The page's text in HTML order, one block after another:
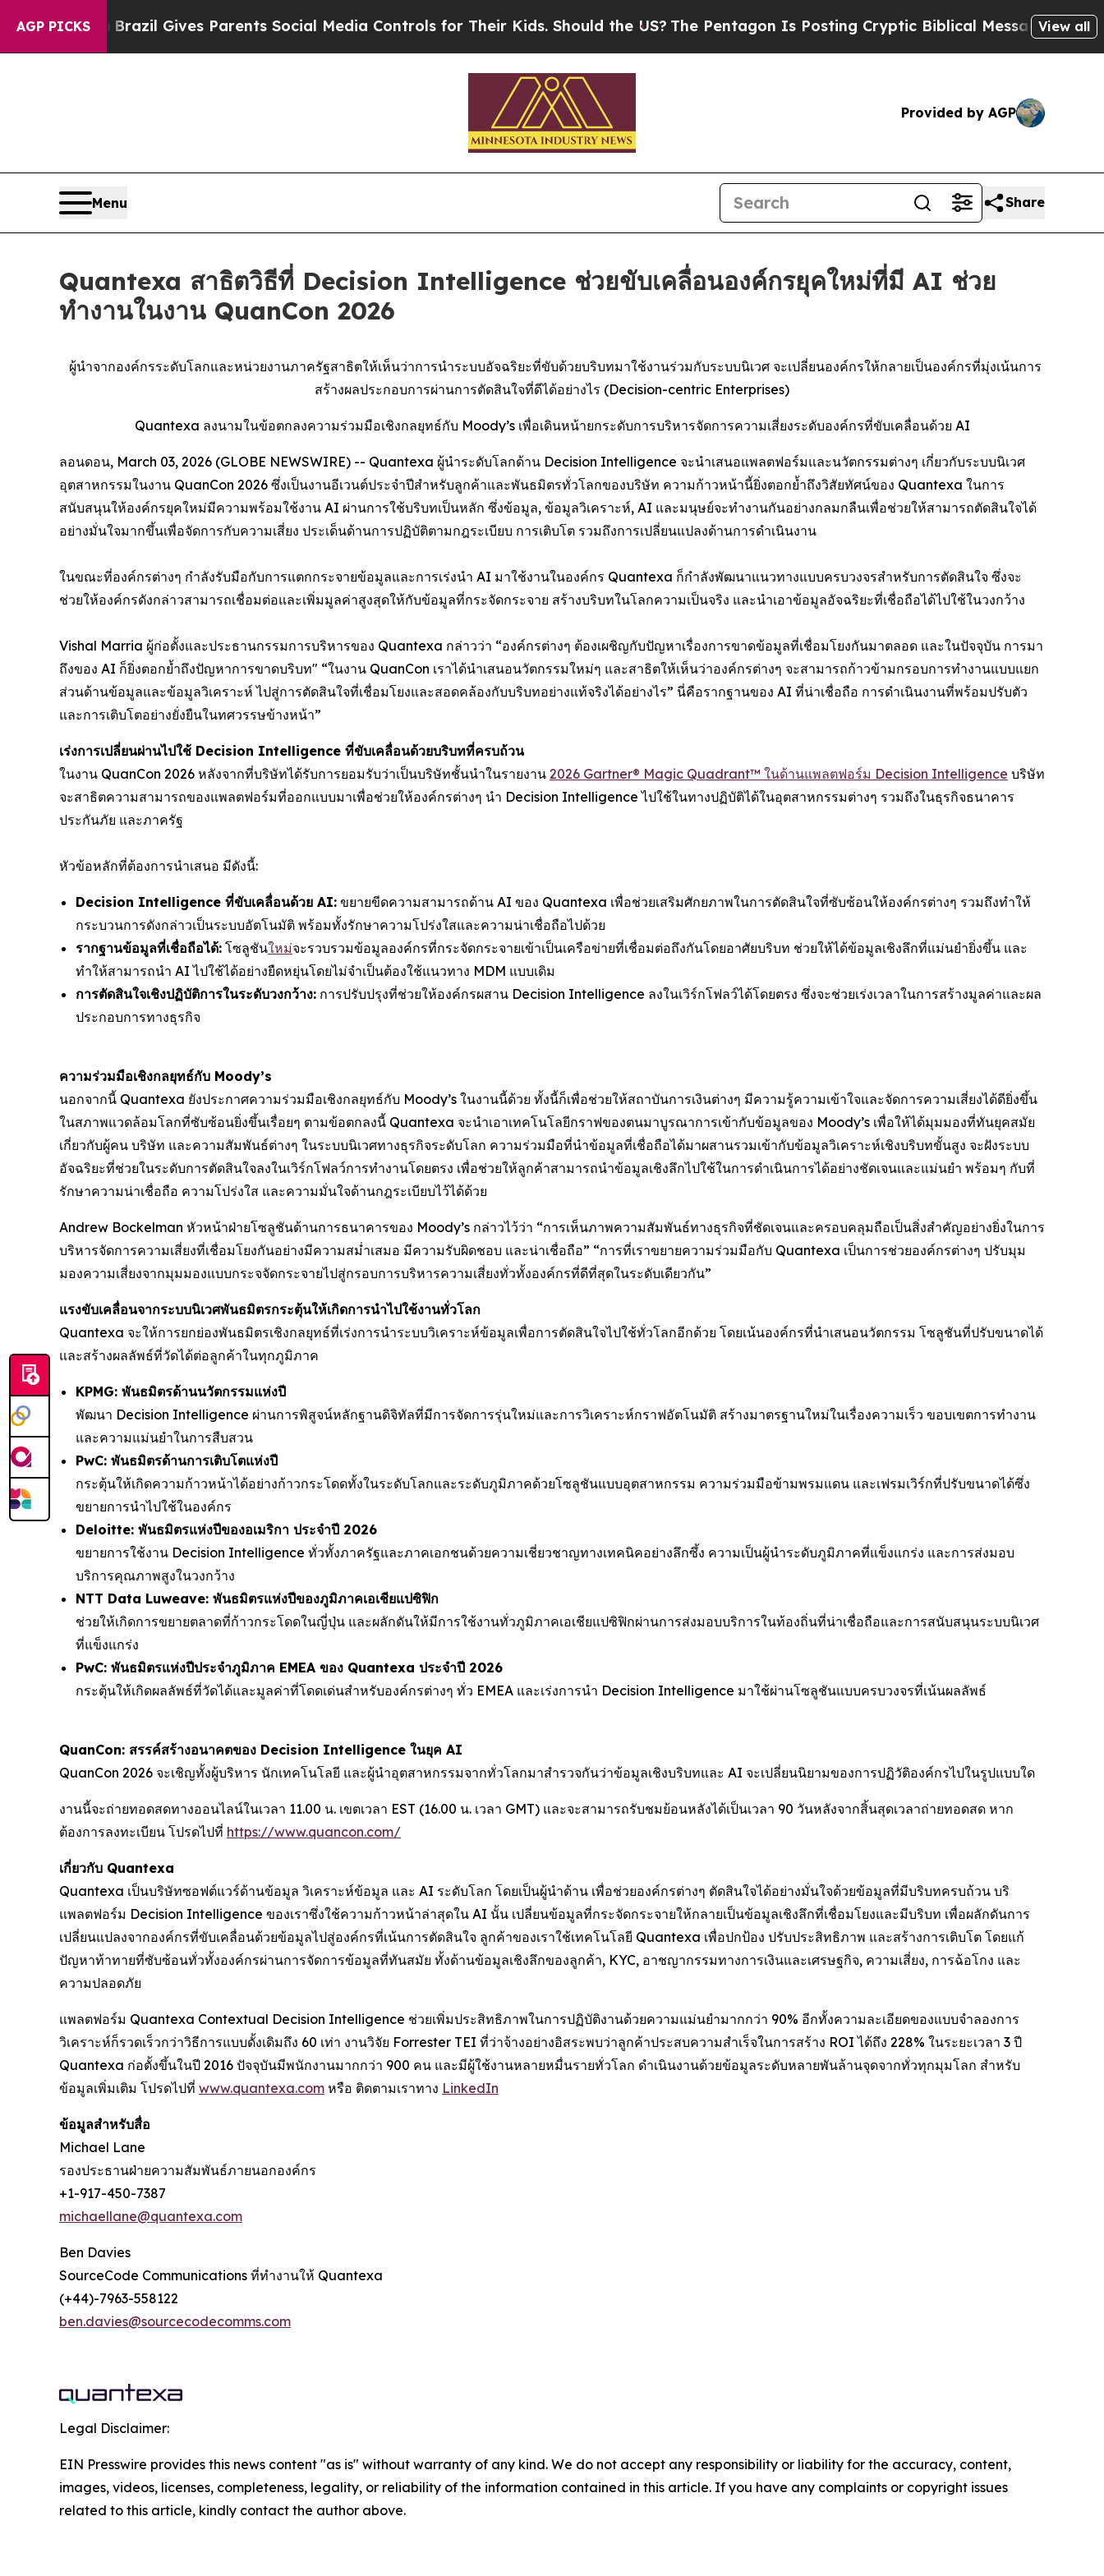
AGP PICKS
Brazil Gives Parents Social Media Controls for Their Kids. Should the US?The Pentagon Is Posting Cryptic Biblical Messages on Social Media
View all
Provided by AGP
Menu Share
Quantexa สาธิตวิธีที่ Decision Intelligence ช่วยขับเคลื่อนองค์กรยุคใหม่ที่มี AI ช่วย
ทำงานในงาน QuanCon 2026
ผู้นำจากองค์กรระดับโลกและหน่วยงานภาครัฐสาธิตให้เห็นว่าการนำระบบอัจฉริยะที่ขับด้วยบริบทมาใช้งานร่วมกับระบบนิเวศ จะเปลี่ยนองค์กรให้กลายเป็นองค์กรที่มุ่งเน้นการ
สร้างผลประกอบการผ่านการตัดสินใจที่ดีได้อย่างไร (Decision-centric Enterprises)
Quantexa ลงนามในข้อตกลงความร่วมมือเชิงกลยุทธ์กับ Moody’s เพื่อเดินหน้ายกระดับการบริหารจัดการความเสี่ยงระดับองค์กรที่ขับเคลื่อนด้วย AI
ลอนดอน, March 03, 2026 (GLOBE NEWSWIRE) -- Quantexa ผู้นำระดับโลกด้าน Decision Intelligence จะนำเสนอแพลตฟอร์มและนวัตกรรมต่างๆ เกี่ยวกับระบบนิเวศ
อุตสาหกรรมในงาน QuanCon 2026 ซึ่งเป็นงานอีเวนต์ประจำปีสำหรับลูกค้าและพันธมิตรทั่วโลกของบริษัท ความก้าวหน้านี้ยิ่งตอกย้ำถึงวิสัยทัศน์ของ Quantexa ในการ
สนับสนุนให้องค์กรยุคใหม่มีความพร้อมใช้งาน AI ผ่านการใช้บริบทเป็นหลัก ซึ่งข้อมูล, ข้อมูลวิเคราะห์, AI และมนุษย์จะทำงานกันอย่างกลมกลืนเพื่อช่วยให้สามารถตัดสินใจได้
อย่างมั่นใจมากขึ้นเพื่อจัดการกับความเสี่ยง ประเด็นด้านการปฏิบัติตามกฎระเบียบ การเติบโต รวมถึงการเปลี่ยนแปลงด้านการดำเนินงาน
ในขณะที่องค์กรต่างๆ กำลังรับมือกับการแตกกระจายข้อมูลและการเร่งนำ AI มาใช้งานในองค์กร Quantexa ก็กำลังพัฒนาแนวทางแบบครบวงจรสำหรับการตัดสินใจ ซึ่งจะ
ช่วยให้องค์กรดังกล่าวสามารถเชื่อมต่อและเพิ่มมูลค่าสูงสุดให้กับข้อมูลที่กระจัดกระจาย สร้างบริบทในโลกความเป็นจริง และนำเอาข้อมูลอัจฉริยะที่เชื่อถือได้ไปใช้ในวงกว้าง
Vishal Marria ผู้ก่อตั้งและประธานกรรมการบริหารของ Quantexa กล่าวว่า “องค์กรต่างๆ ต้องเผชิญกับปัญหาเรื่องการขาดข้อมูลที่เชื่อมโยงกันมาตลอด และในปัจจุบัน การมา
ถึงของ AI ก็ยิ่งตอกย้ำถึงปัญหาการขาดบริบท" “ในงาน QuanCon เราได้นำเสนอนวัตกรรมใหม่ๆ และสาธิตให้เห็นว่าองค์กรต่างๆ จะสามารถก้าวข้ามกรอบการทำงานแบบแยก
ส่วนด้านข้อมูลและข้อมูลวิเคราะห์ ไปสู่การตัดสินใจที่เชื่อมโยงและสอดคล้องกับบริบทอย่างแท้จริงได้อย่างไร” นี่คือรากฐานของ AI ที่น่าเชื่อถือ การดำเนินงานที่พร้อมปรับตัว
และการเติบโตอย่างยั่งยืนในทศวรรษข้างหน้า”
เร่งการเปลี่ยนผ่านไปใช้ Decision Intelligence ที่ขับเคลื่อนด้วยบริบทที่ครบถ้วน
ในงาน QuanCon 2026 หลังจากที่บริษัทได้รับการยอมรับว่าเป็นบริษัทชั้นนำในรายงาน 2026 Gartner® Magic Quadrant™ ในด้านแพลตฟอร์ม Decision Intelligence บริษัท
จะสาธิตความสามารถของแพลตฟอร์มที่ออกแบบมาเพื่อช่วยให้องค์กรต่างๆ นำ Decision Intelligence ไปใช้ในทางปฏิบัติได้ในอุตสาหกรรมต่างๆ รวมถึงในธุรกิจธนาคาร
ประกันภัย และภาครัฐ
หัวข้อหลักที่ต้องการนำเสนอ มีดังนี้:
Decision Intelligence ที่ขับเคลื่อนด้วย AI: ขยายขีดความสามารถด้าน AI ของ Quantexa เพื่อช่วยเสริมศักยภาพในการตัดสินใจที่ซับซ้อนให้องค์กรต่างๆ รวมถึงทำให้
กระบวนการดังกล่าวเป็นระบบอัตโนมัติ พร้อมทั้งรักษาความโปร่งใสและความน่าเชื่อถือไปด้วย
รากฐานข้อมูลที่เชื่อถือได้: โซลูชันใหม่จะรวบรวมข้อมูลองค์กรที่กระจัดกระจายเข้าเป็นเครือข่ายที่เชื่อมต่อถึงกันโดยอาศัยบริบท ช่วยให้ได้ข้อมูลเชิงลึกที่แม่นยำยิ่งขึ้น และ
ทำให้สามารถนำ AI ไปใช้ได้อย่างยืดหยุ่นโดยไม่จำเป็นต้องใช้แนวทาง MDM แบบเดิม
การตัดสินใจเชิงปฏิบัติการในระดับวงกว้าง: การปรับปรุงที่ช่วยให้องค์กรผสาน Decision Intelligence ลงในเวิร์กโฟลว์ได้โดยตรง ซึ่งจะช่วยเร่งเวลาในการสร้างมูลค่าและผล
ประกอบการทางธุรกิจ
ความร่วมมือเชิงกลยุทธ์กับ Moody’s
นอกจากนี้ Quantexa ยังประกาศความร่วมมือเชิงกลยุทธ์กับ Moody’s ในงานนี้ด้วย ทั้งนี้ก็เพื่อช่วยให้สถาบันการเงินต่างๆ มีความรู้ความเข้าใจและจัดการความเสี่ยงได้ดียิ่งขึ้น
ในสภาพแวดล้อมโลกที่ซับซ้อนยิ่งขึ้นเรื่อยๆ ตามข้อตกลงนี้ Quantexa จะนำเอาเทคโนโลยีกราฟของตนมาบูรณาการเข้ากับข้อมูลของ Moody’s เพื่อให้ได้มุมมองที่ทันยุคสมัย
เกี่ยวกับผู้คน บริษัท และความสัมพันธ์ต่างๆ ในระบบนิเวศทางธุรกิจระดับโลก ความร่วมมือที่นำข้อมูลที่เชื่อถือได้มาผสานรวมเข้ากับข้อมูลวิเคราะห์เชิงบริบทขั้นสูง จะฝังระบบ
อัจฉริยะที่ช่วยในระดับการตัดสินใจลงในเวิร์กโฟลว์การทำงานโดยตรง เพื่อช่วยให้ลูกค้าสามารถนำข้อมูลเชิงลึกไปใช้ในการดำเนินการได้อย่างชัดเจนและแม่นยำ พร้อมๆ กับที่
รักษาความน่าเชื่อถือ ความโปร่งใส และความมั่นใจด้านกฎระเบียบไว้ได้ด้วย
Andrew Bockelman หัวหน้าฝ่ายโซลูชันด้านการธนาคารของ Moody’s กล่าวไว้ว่า “การเห็นภาพความสัมพันธ์ทางธุรกิจที่ชัดเจนและครอบคลุมถือเป็นสิ่งสำคัญอย่างยิ่งในการ
บริหารจัดการความเสี่ยงที่เชื่อมโยงกันอย่างมีความสม่ำเสมอ มีความรับผิดชอบ และน่าเชื่อถือ” “การที่เราขยายความร่วมมือกับ Quantexa เป็นการช่วยองค์กรต่างๆ ปรับมุม
มองความเสี่ยงจากมุมมองแบบกระจจัดกระจายไปสู่กรอบการบริหารความเสี่ยงทั่วทั้งองค์กรที่ดีที่สุดในระดับเดียวกัน”
แรงขับเคลื่อนจากระบบนิเวศพันธมิตรกระตุ้นให้เกิดการนำไปใช้งานทั่วโลก
Quantexa จะให้การยกย่องพันธมิตรเชิงกลยุทธ์ที่เร่งการนำระบบวิเคราะห์ข้อมูลเพื่อการตัดสินใจไปใช้ทั่วโลกอีกด้วย โดยเน้นองค์กรที่นำเสนอนวัตกรรม โซลูชันที่ปรับขนาดได้
และสร้างผลลัพธ์ที่วัดได้ต่อลูกค้าในทุกภูมิภาค
KPMG: พันธมิตรด้านนวัตกรรมแห่งปี
พัฒนา Decision Intelligence ผ่านการพิสูจน์หลักฐานดิจิทัลที่มีการจัดการรุ่นใหม่และการวิเคราะห์กราฟอัตโนมัติ สร้างมาตรฐานใหม่ในเรื่องความเร็ว ขอบเขตการทำงาน
และความแม่นยำในการสืบสวน
PwC: พันธมิตรด้านการเติบโตแห่งปี
กระตุ้นให้เกิดความก้าวหน้าได้อย่างก้าวกระโดดทั้งในระดับโลกและระดับภูมิภาคด้วยโซลูชันแบบอุตสาหกรรม ความร่วมมือข้ามพรมแดน และเฟรมเวิร์กที่ปรับขนาดได้ซึ่ง
ขยายการนำไปใช้ในองค์กร
Deloitte: พันธมิตรแห่งปีของอเมริกา ประจำปี 2026
ขยายการใช้งาน Decision Intelligence ทั่วทั้งภาครัฐและภาคเอกชนด้วยความเชี่ยวชาญทางเทคนิคอย่างลึกซึ้ง ความเป็นผู้นำระดับภูมิภาคที่แข็งแกร่ง และการส่งมอบ
บริการคุณภาพสูงในวงกว้าง
NTT Data Luweave: พันธมิตรแห่งปีของภูมิภาคเอเชียแปซิฟิก
ช่วยให้เกิดการขยายตลาดที่ก้าวกระโดดในญี่ปุ่น และผลักดันให้มีการใช้งานทั่วภูมิภาคเอเชียแปซิฟิกผ่านการส่งมอบบริการในท้องถิ่นที่น่าเชื่อถือและการสนับสนุนระบบนิเวศ
ที่แข็งแกร่ง
PwC: พันธมิตรแห่งปีประจำภูมิภาค EMEA ของ Quantexa ประจำปี 2026
กระตุ้นให้เกิดผลลัพธ์ที่วัดได้และมูลค่าที่โดดเด่นสำหรับองค์กรต่างๆ ทั่ว EMEA และเร่งการนำ Decision Intelligence มาใช้ผ่านโซลูชันแบบครบวงจรที่เน้นผลลัพธ์
QuanCon: สรรค์สร้างอนาคตของ Decision Intelligence ในยุค AI
QuanCon 2026 จะเชิญทั้งผู้บริหาร นักเทคโนโลยี และผู้นำอุตสาหกรรมจากทั่วโลกมาสำรวจกันว่าข้อมูลเชิงบริบทและ AI จะเปลี่ยนนิยามของการปฏิวัติองค์กรไปในรูปแบบใด
งานนี้จะถ่ายทอดสดทางออนไลน์ในเวลา 11.00 น. เขตเวลา EST (16.00 น. เวลา GMT) และจะสามารถรับชมย้อนหลังได้เป็นเวลา 90 วันหลังจากสิ้นสุดเวลาถ่ายทอดสด หาก
ต้องการลงทะเบียน โปรดไปที่ https://www.quancon.com/
เกี่ยวกับ Quantexa
Quantexa เป็นบริษัทซอฟต์แวร์ด้านข้อมูล วิเคราะห์ข้อมูล และ AI ระดับโลก โดยเป็นผู้นำด้าน เพื่อช่วยองค์กรต่างๆ ตัดสินใจได้อย่างมั่นใจด้วยข้อมูลที่มีบริบทครบถ้วน บริ
แพลตฟอร์ม Decision Intelligence ของเราซึ่งใช้ความก้าวหน้าล่าสุดใน AI นั้น เปลี่ยนข้อมูลที่กระจัดกระจายให้กลายเป็นข้อมูลเชิงลึกที่เชื่อมโยงและมีบริบท เพื่อผลักดันการ
เปลี่ยนแปลงจากองค์กรที่ขับเคลื่อนด้วยข้อมูลไปสู่องค์กรที่เน้นการตัดสินใจ ลูกค้าของเราใช้เทคโนโลยี Quantexa เพื่อปกป้อง ปรับประสิทธิภาพ และสร้างการเติบโต โดยแก้
ปัญหาท้าทายที่ซับซ้อนทั่วทั้งองค์กรผ่านการจัดการข้อมูลที่ทันสมัย ทั้งด้านข้อมูลเชิงลึกของลูกค้า, KYC, อาชญากรรมทางการเงินและเศรษฐกิจ, ความเสี่ยง, การฉ้อโกง และ
ความปลอดภัย
แพลตฟอร์ม Quantexa Contextual Decision Intelligence ช่วยเพิ่มประสิทธิภาพในการปฏิบัติงานด้วยความแม่นยำมากกว่า 90% อีกทั้งความละเอียดของแบบจำลองการ
วิเคราะห์ก็รวดเร็วกว่าวิธีการแบบดั้งเดิมถึง 60 เท่า งานวิจัย Forrester TEI ที่ว่าจ้างอย่างอิสระพบว่าลูกค้าประสบความสำเร็จในการสร้าง ROI ได้ถึง 228% ในระยะเวลา 3 ปี
Quantexa ก่อตั้งขึ้นในปี 2016 ปัจจุบันมีพนักงานมากกว่า 900 คน และมีผู้ใช้งานหลายหมื่นรายทั่วโลก ดำเนินงานด้วยข้อมูลระดับหลายพันล้านจุดจากทั่วทุกมุมโลก สำหรับ
ข้อมูลเพิ่มเติม โปรดไปที่ www.quantexa.com หรือ ติดตามเราทาง LinkedIn
ข้อมูลสำหรับสื่อ
Michael Lane
รองประธานฝ่ายความสัมพันธ์ภายนอกองค์กร
+1-917-450-7387
michaellane@quantexa.com
Ben Davies
SourceCode Communications ที่ทำงานให้ Quantexa
(+44)-7963-558122
ben.davies@sourcecodecomms.com
Legal Disclaimer:
EIN Presswire provides this news content "as is" without warranty of any kind. We do not accept any responsibility or liability for the accuracy, content,
images, videos, licenses, completeness, legality, or reliability of the information contained in this article. If you have any complaints or copyright issues
related to this article, kindly contact the author above.